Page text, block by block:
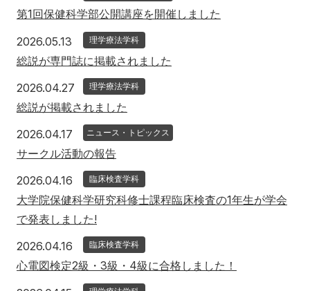
第1回保健科学部公開講座を開催しました
2026.05.13 2026年5月13日
理学療法学科
総説が専門誌に掲載されました
2026.04.27 2026年4月27日
理学療法学科
総説が掲載されました
2026.04.17 2026年4月17日
ニュース・トピックス
サークル活動の報告
2026.04.16 2026年4月16日
臨床検査学科
大学院保健科学研究科修士課程臨床検査の1年生が学会
で発表しました!
2026.04.16 2026年4月16日
臨床検査学科
心電図検定2級・3級・4級に合格しました！